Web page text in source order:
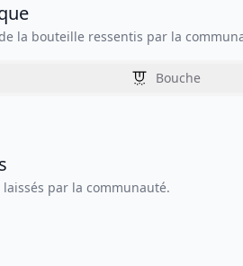
la bouteille ressentis par la
Bouche
par la communauté.